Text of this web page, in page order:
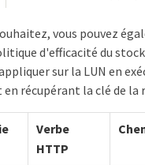
vous pouvez
d'efficacité du
sur la LUN en
récupérant la clé de la
Verbe
HTTP